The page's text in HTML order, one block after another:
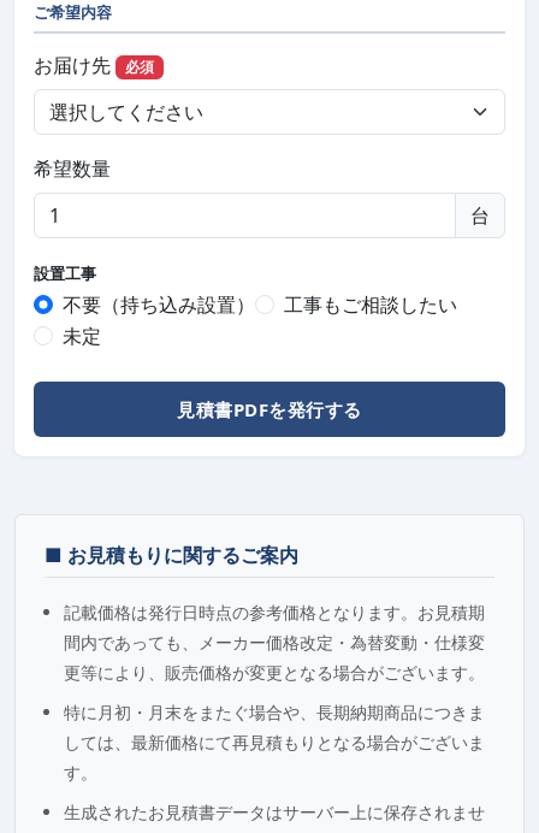
ご希望内容
お届け先 必須
希望数量
台
設置工事
不要（持ち込み設置）
工事もご相談したい
未定
見積書PDFを発行する
■ お見積もりに関するご案内
記載価格は発行日時点の参考価格となります。お見積期
間内であっても、メーカー価格改定・為替変動・仕様変
更等により、販売価格が変更となる場合がございます。
特に月初・月末をまたぐ場合や、長期納期商品につきま
しては、最新価格にて再見積もりとなる場合がございま
す。
生成されたお見積書データはサーバー上に保存されませ